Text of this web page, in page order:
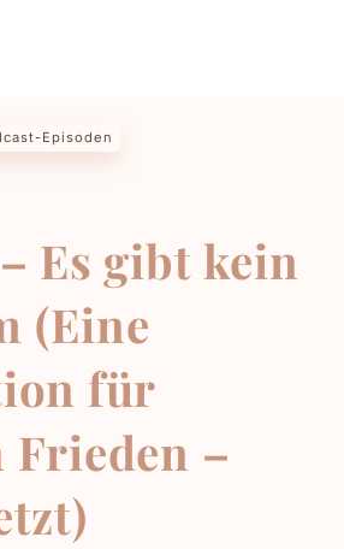
Episoden
Es gibt kein
(Eine
für
–